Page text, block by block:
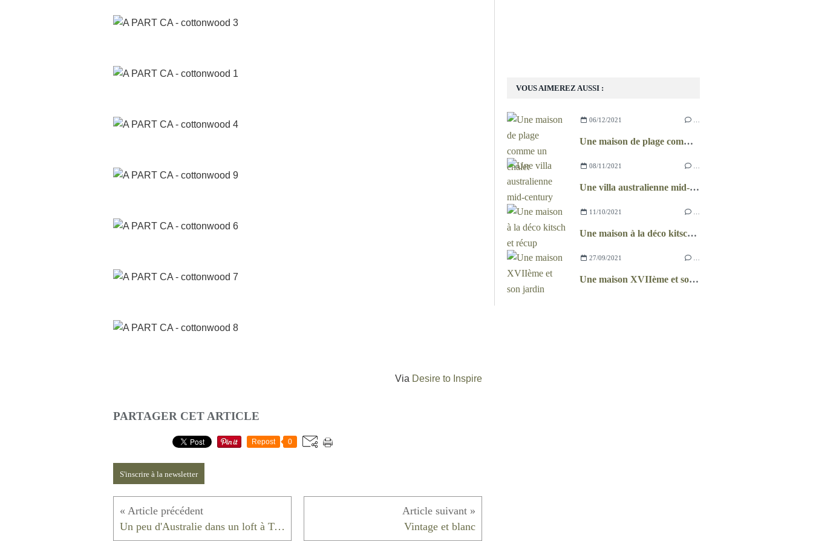
Via Desire to Inspire
PARTAGER CET ARTICLE
Repost 0
S'inscrire à la newsletter
Un peu d'Australie dans un loft à Tribeca Vintage et blanc
VOUS AIMEREZ AUSSI :
06/12/2021
Une maison de plage comme un chalet
08/11/2021
Une villa australienne mid-century
11/10/2021
Une maison à la déco kitsch et récup
27/09/2021
Une maison XVIIème et son jardin